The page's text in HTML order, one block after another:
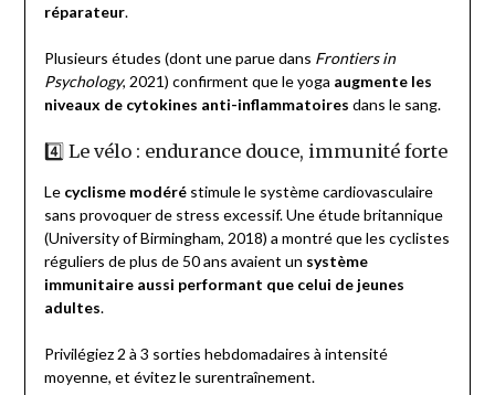
réparateur.
Plusieurs études (dont une parue dans Frontiers in
Psychology, 2021) confirment que le yoga augmente les
niveaux de cytokines anti-inflammatoires dans le sang.
4️⃣ Le vélo : endurance douce, immunité forte
Le cyclisme modéréstimule le système cardiovasculaire
sans provoquer de stress excessif. Une étude britannique
(University of Birmingham, 2018) a montré que les cyclistes
réguliers de plus de 50 ans avaient un système
immunitaire aussi performant que celui de jeunes
adultes.
Privilégiez 2 à 3 sorties hebdomadaires à intensité
moyenne, et évitez le surentraînement.